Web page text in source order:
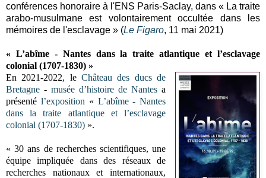
conférences honoraire à l'ENS Paris-Saclay, dans « La traite
arabo-musulmane est volontairement occultée dans les
mémoires de l'esclavage » (Le Figaro, 11 mai 2021)
« L’abîme - Nantes dans la traite atlantique et l’esclavage
colonial (1707-1830) »
En 2021-2022, leChâteau des ducs de
Bretagne -musée d’histoire de Nantes a
présenté l’exposition « L’abîme - Nantes
dans la traite atlantique et l’esclavage
colonial (1707-1830) ».
« 30 ans de recherches scientifiques, une
équipe impliquée dans des réseaux de
recherches nationaux et internationaux,